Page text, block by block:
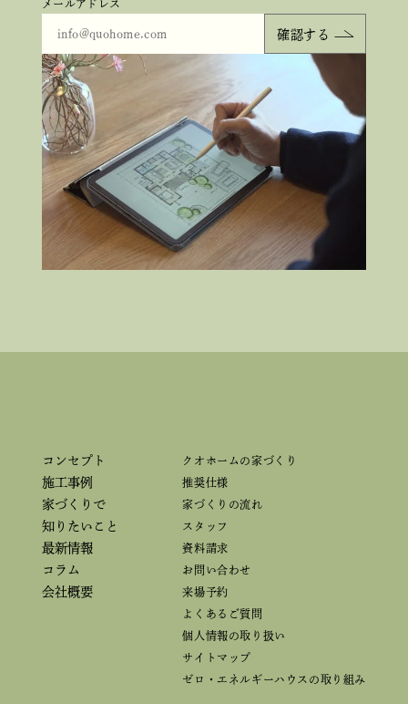
メールアドレス
コンセプト
施工事例
家づくりで
知りたいこと
最新情報
コラム
会社概要
クオホームの家づくり
推奨仕様
家づくりの流れ
スタッフ
資料請求
お問い合わせ
来場予約
よくあるご質問
個人情報の取り扱い
サイトマップ
ゼロ・エネルギーハウスの取り組み